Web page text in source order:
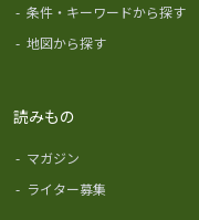
- 条件・キーワードから探す
- 地図から探す
読みもの
- マガジン
- ライター募集